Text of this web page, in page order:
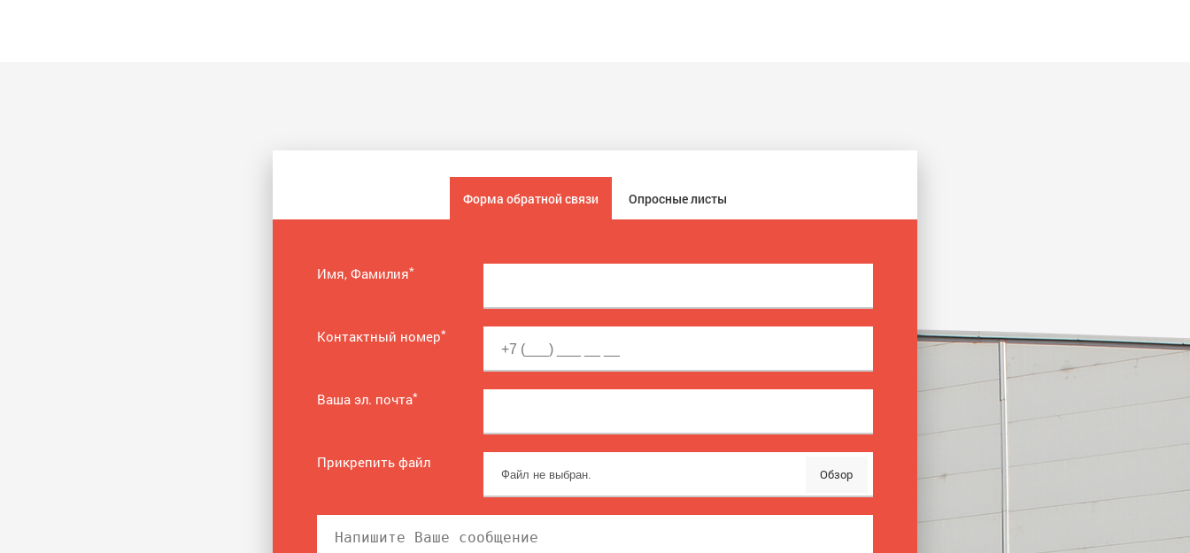
Форма обратной связи Опросные листы
Имя, Фамилия*
Контактный номер*
Ваша эл. почта*
Прикрепить файл
Обзор